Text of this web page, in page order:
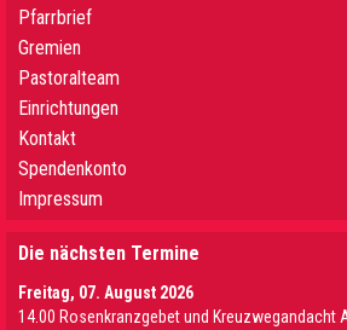
Pfarrbrief
Gremien
Pastoralteam
Einrichtungen
Kontakt
Spendenkonto
Impressum
Die nächsten Termine
Freitag, 07. August 2026
14.00 Rosenkranzgebet und Kreuzwegandacht